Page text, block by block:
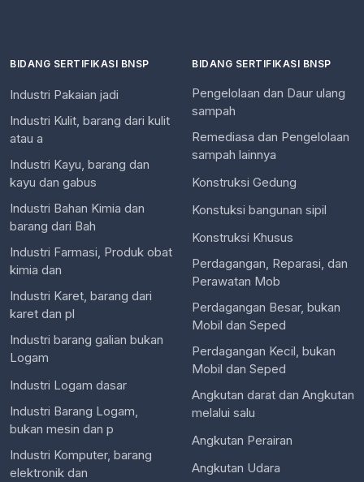
BIDANG SERTIFIKASI BNSP
Industri Pakaian jadi
Industri Kulit, barang dari kulit
atau a
Industri Kayu, barang dan
kayu dan gabus
Industri Bahan Kimia dan
barang dari Bah
Industri Farmasi, Produk obat
kimia dan
Industri Karet, barang dari
karet dan pl
Industri barang galian bukan
Logam
Industri Logam dasar
Industri Barang Logam,
bukan mesin dan p
Industri Komputer, barang
elektronik dan
BIDANG SERTIFIKASI BNSP
Pengelolaan dan Daur ulang
sampah
Remediasa dan Pengelolaan
sampah lainnya
Konstruksi Gedung
Konstuksi bangunan sipil
Konstruksi Khusus
Perdagangan, Reparasi, dan
Perawatan Mob
Perdagangan Besar, bukan
Mobil dan Seped
Perdagangan Kecil, bukan
Mobil dan Seped
Angkutan darat dan Angkutan
melalui salu
Angkutan Perairan
Angkutan Udara